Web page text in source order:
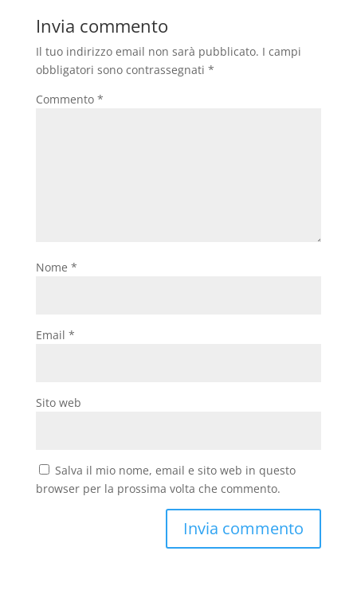
Invia commento
Il tuo indirizzo email non sarà pubblicato. I campi
obbligatori sono contrassegnati *
Commento *
Nome *
Email *
Sito web
Salva il mio nome, email e sito web in questo
browser per la prossima volta che commento.